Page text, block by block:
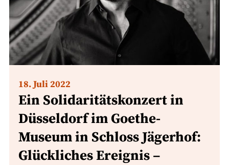
18. Juli 2022
Ein Solidaritätskonzert in
Düsseldorf im Goethe-
Museum in Schloss Jägerhof:
Glückliches Ereignis –